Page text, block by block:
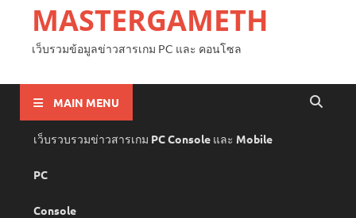
MASTERGAMETH
เว็บรวมข้อมูลข่าวสารเกม PC และ คอนโซล
MAIN MENU
เว็บรวบรวมข่าวสารเกม PC Console และ Mobile
PC
Console